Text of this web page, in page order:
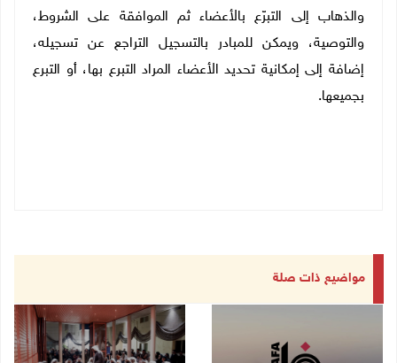
والذهاب إلى التبرّع بالأعضاء ثم الموافقة على الشروط،
والتوصية، ويمكن للمبادر بالتسجيل التراجع عن تسجيله،
إضافة إلى إمكانية تحديد الأعضاء المراد التبرع بها، أو التبرع
بجميعها.
مواضيع ذات صلة